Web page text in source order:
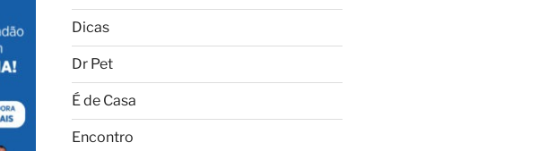
Dicas
Dr Pet
É de Casa
Encontro